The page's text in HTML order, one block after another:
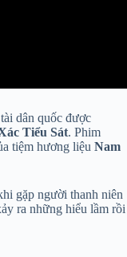
dân quốc được
Tiểu Sát. Phim
tiệm hương liệu Nam
gặp người thanh niên
ra những hiểu lầm rồi